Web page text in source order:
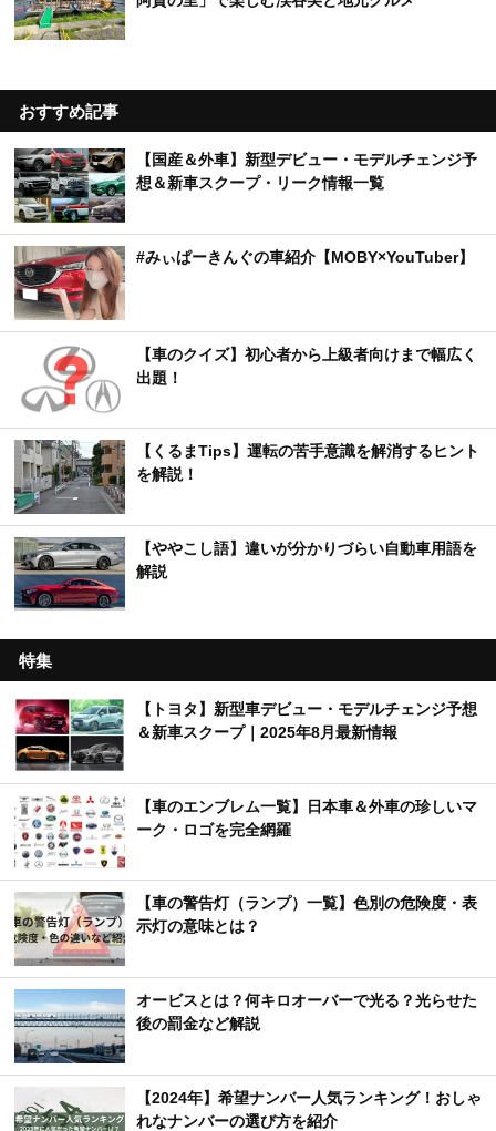
おすすめ記事
【国産＆外車】新型デビュー・モデルチェンジ予
想＆新車スクープ・リーク情報一覧
#みぃぱーきんぐの車紹介【MOBY×YouTuber】
【車のクイズ】初心者から上級者向けまで幅広く
出題！
【くるまTips】運転の苦手意識を解消するヒント
を解説！
【ややこし語】違いが分かりづらい自動車用語を
解説
特集
【トヨタ】新型車デビュー・モデルチェンジ予想
＆新車スクープ｜2025年8月最新情報
【車のエンブレム一覧】日本車＆外車の珍しいマ
ーク・ロゴを完全網羅
【車の警告灯（ランプ）一覧】色別の危険度・表
示灯の意味とは？
オービスとは？何キロオーバーで光る？光らせた
後の罰金など解説
【2024年】希望ナンバー人気ランキング！おしゃ
れなナンバーの選び方を紹介